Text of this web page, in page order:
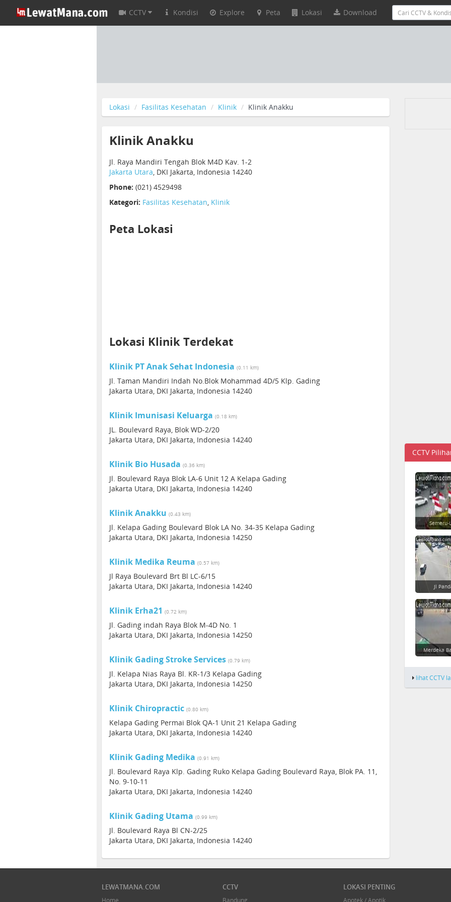
CCTV Kondisi Explore Peta Lokasi Download
Lokasi Fasilitas Kesehatan Klinik Klinik Anakku
Klinik Anakku
Jl. Raya Mandiri Tengah Blok M4D Kav. 1-2
Jakarta Utara, DKI Jakarta, Indonesia 14240
Phone: (021) 4529498
Kategori: Fasilitas Kesehatan, Klinik
Peta Lokasi
Lokasi Klinik Terdekat
Klinik PT Anak Sehat Indonesia (0.11 km)
Jl. Taman Mandiri Indah No.Blok Mohammad 4D/5 Klp. Gading
Jakarta Utara, DKI Jakarta, Indonesia 14240
Klinik Imunisasi Keluarga (0.18 km)
JL. Boulevard Raya, Blok WD-2/20
Jakarta Utara, DKI Jakarta, Indonesia 14240
Klinik Bio Husada (0.36 km)
Jl. Boulevard Raya Blok LA-6 Unit 12 A Kelapa Gading
Jakarta Utara, DKI Jakarta, Indonesia 14240
Klinik Anakku (0.43 km)
Jl. Kelapa Gading Boulevard Blok LA No. 34-35 Kelapa Gading
Jakarta Utara, DKI Jakarta, Indonesia 14250
Klinik Medika Reuma (0.57 km)
Jl Raya Boulevard Brt Bl LC-6/15
Jakarta Utara, DKI Jakarta, Indonesia 14240
Klinik Erha21 (0.72 km)
Jl. Gading indah Raya Blok M-4D No. 1
Jakarta Utara, DKI Jakarta, Indonesia 14250
Klinik Gading Stroke Services (0.79 km)
Jl. Kelapa Nias Raya Bl. KR-1/3 Kelapa Gading
Jakarta Utara, DKI Jakarta, Indonesia 14250
Klinik Chiropractic (0.80 km)
Kelapa Gading Permai Blok QA-1 Unit 21 Kelapa Gading
Jakarta Utara, DKI Jakarta, Indonesia 14240
Klinik Gading Medika (0.91 km)
Jl. Boulevard Raya Klp. Gading Ruko Kelapa Gading Boulevard Raya, Blok PA. 11,
No. 9-10-11
Jakarta Utara, DKI Jakarta, Indonesia 14240
Klinik Gading Utama (0.99 km)
Jl. Boulevard Raya Bl CN-2/25
Jakarta Utara, DKI Jakarta, Indonesia 14240
CCTV
Jl
Merdeka
lihat CCTV
LEWATMANA.COM
Home
CCTV
Bandung
LOKASI PENTING
Apotek / Apotik